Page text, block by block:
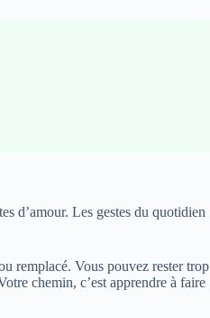
d’amour. Les gestes du quotidien
remplacé. Vous pouvez rester trop
chemin, c’est apprendre à faire